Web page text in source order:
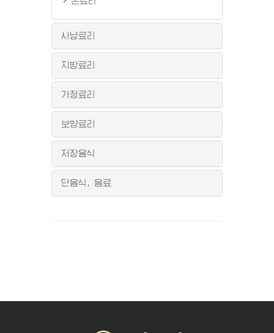
사냥료리
지방료리
가정료리
보양료리
저장음식
단음식, 음료